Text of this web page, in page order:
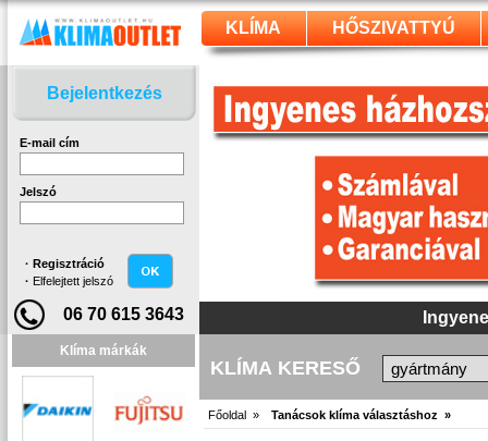
KLÍMA HŐSZIVATTYÚ
Bejelentkezés
E-mail cím
Jelszó
· Regisztráció
· Elfelejtett jelszó
06 70 615 3643
Klíma márkák
KLÍMA KERESŐ
Főoldal » Tanácsok klíma választáshoz »